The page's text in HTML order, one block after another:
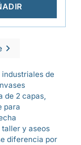

de
de 2 capas,
para
y aseos
diferencia por